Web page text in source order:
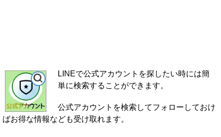
LINEで公式アカウントを探したい時には簡
単に検索することができます。
公式アカウントを検索してフォローしておけ
ばお得な情報なども受け取れます。